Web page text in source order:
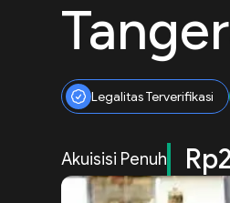
Legalitas Terverifikasi
Akuisisi Penuh